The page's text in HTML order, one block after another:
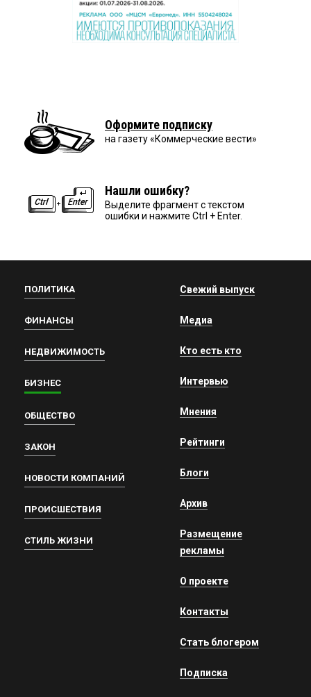
Оформите подписку
на газету «Коммерческие вести»
Нашли ошибку?
Выделите фрагмент с текстом
ошибки и нажмите Ctrl + Enter.
ПОЛИТИКА
ФИНАНСЫ
НЕДВИЖИМОСТЬ
БИЗНЕС
ОБЩЕСТВО
ЗАКОН
НОВОСТИ КОМПАНИЙ
ПРОИСШЕСТВИЯ
СТИЛЬ ЖИЗНИ
Свежий выпуск
Медиа
Кто есть кто
Интервью
Мнения
Рейтинги
Блоги
Архив
Размещение
рекламы
О проекте
Контакты
Стать блогером
Подписка